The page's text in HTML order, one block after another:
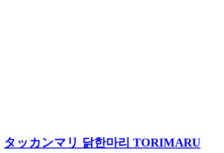
タッカンマリ 닭한마리 TORIMARU